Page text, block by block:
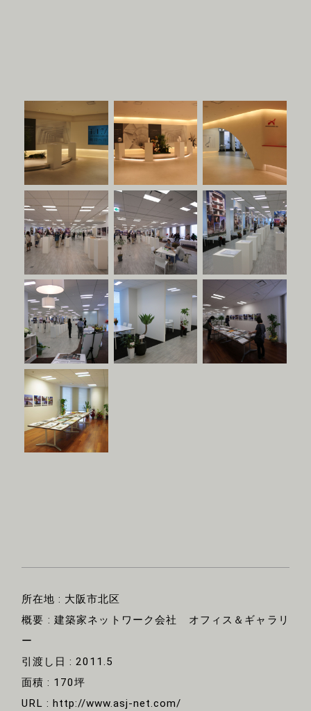
所在地 : 大阪市北区
概要 : 建築家ネットワーク会社 オフィス＆ギャラリ
ー
引渡し日 : 2011.5
面積 : 170坪
URL : http://www.asj-net.com/